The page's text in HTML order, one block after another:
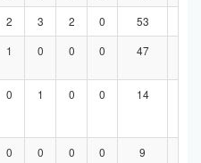
2 3 2 0 53
1 0 0 0 47
0 1 0 0 14
0 0 0 0 9